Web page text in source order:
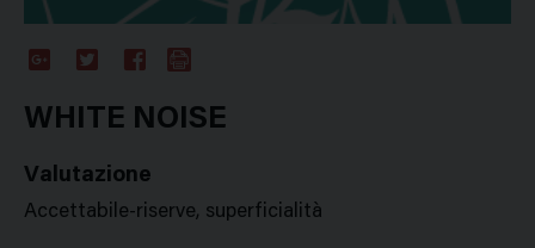
Plus
WHITE NOISE
Valutazione
Accettabile-riserve, superficialità